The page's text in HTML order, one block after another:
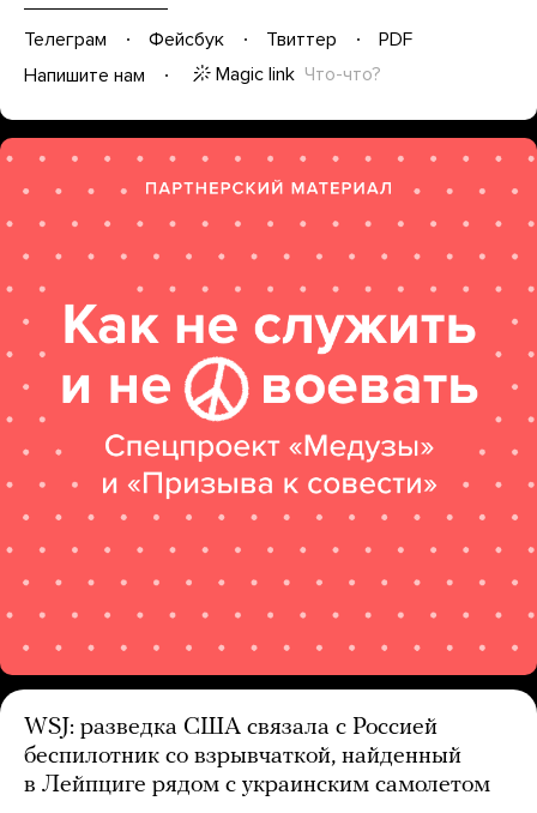
Телеграм Фейсбук Твиттер
PDF
Напишите нам
Magic link Что-что?
WSJ: разведка США связала с Россией
беспилотник со взрывчаткой, найденный
в Лейпциге рядом с украинским самолетом